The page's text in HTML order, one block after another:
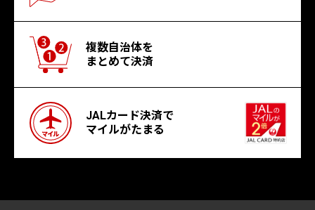
複数自治体を
まとめて決済
JALカード決済で
マイルがたまる